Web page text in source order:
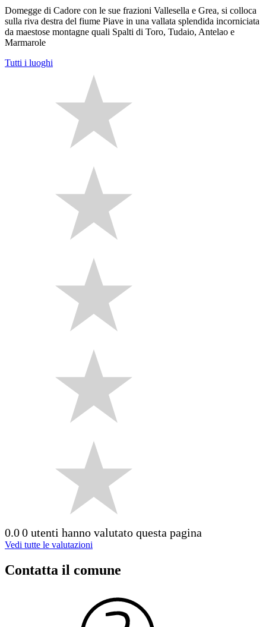
Domegge di Cadore con le sue frazioni Vallesella e Grea, si colloca
sulla riva destra del fiume Piave in una vallata splendida incorniciata
da maestose montagne quali Spalti di Toro, Tudaio, Antelao e
Marmarole
Tutti i luoghi
0.00 utenti hanno valutato questa pagina
Vedi tutte le valutazioni
Contatta il comune